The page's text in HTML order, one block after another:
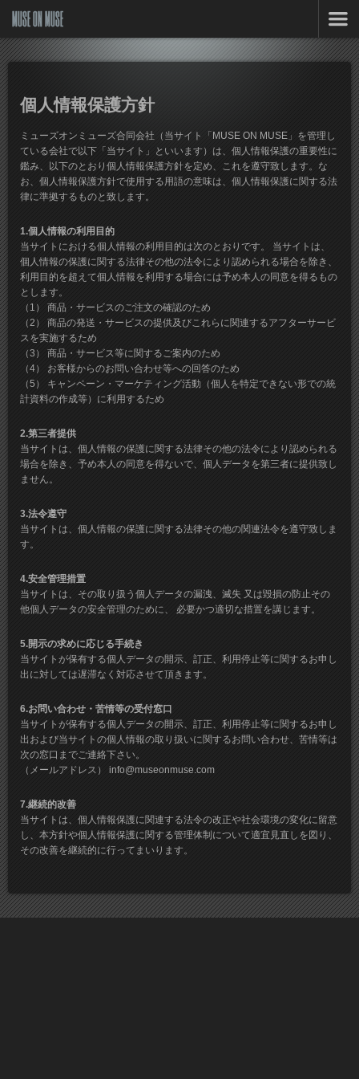
MUSE ON MUSE
個人情報保護方針
ミューズオンミューズ合同会社（当サイト「MUSE ON MUSE」を管理し
ている会社で以下「当サイト」といいます）は、個人情報保護の重要性に
鑑み、以下のとおり個人情報保護方針を定め、これを遵守致します。な
お、個人情報保護方針で使用する用語の意味は、個人情報保護に関する法
律に準拠するものと致します。
1.個人情報の利用目的
当サイトにおける個人情報の利用目的は次のとおりです。 当サイトは、
個人情報の保護に関する法律その他の法令により認められる場合を除き、
利用目的を超えて個人情報を利用する場合には予め本人の同意を得るもの
とします。
（1） 商品・サービスのご注文の確認のため
（2） 商品の発送・サービスの提供及びこれらに関連するアフターサービ
スを実施するため
（3） 商品・サービス等に関するご案内のため
（4） お客様からのお問い合わせ等への回答のため
（5） キャンペーン・マーケティング活動（個人を特定できない形での統
計資料の作成等）に利用するため
2.第三者提供
当サイトは、個人情報の保護に関する法律その他の法令により認められる
場合を除き、予め本人の同意を得ないで、個人データを第三者に提供致し
ません。
3.法令遵守
当サイトは、個人情報の保護に関する法律その他の関連法令を遵守致しま
す。
4.安全管理措置
当サイトは、その取り扱う個人データの漏洩、滅失 又は毀損の防止その
他個人データの安全管理のために、 必要かつ適切な措置を講じます。
5.開示の求めに応じる手続き
当サイトが保有する個人データの開示、訂正、利用停止等に関するお申し
出に対しては遅滞なく対応させて頂きます。
6.お問い合わせ・苦情等の受付窓口
当サイトが保有する個人データの開示、訂正、利用停止等に関するお申し
出および当サイトの個人情報の取り扱いに関するお問い合わせ、苦情等は
次の窓口までご連絡下さい。
（メールアドレス） info@museonmuse.com
7.継続的改善
当サイトは、個人情報保護に関連する法令の改正や社会環境の変化に留意
し、本方針や個人情報保護に関する管理体制について適宜見直しを図り、
その改善を継続的に行ってまいります。